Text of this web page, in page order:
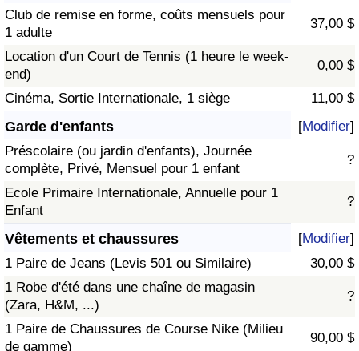
Club de remise en forme, coûts mensuels pour
1 adulte
37,00 $
Location d'un Court de Tennis (1 heure le week-
end)
0,00 $
Cinéma, Sortie Internationale, 1 siège 11,00 $
Garde d'enfants [Modifier]
Préscolaire (ou jardin d'enfants), Journée
complète, Privé, Mensuel pour 1 enfant
?
Ecole Primaire Internationale, Annuelle pour 1
Enfant
?
Vêtements et chaussures [Modifier]
1 Paire de Jeans (Levis 501 ou Similaire)
30,00 $
1 Robe d'été dans une chaîne de magasin
(Zara, H&M, ...)
?
1 Paire de Chaussures de Course Nike (Milieu
de gamme)
90,00 $